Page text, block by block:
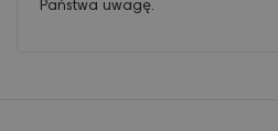
Państwa uwagę.